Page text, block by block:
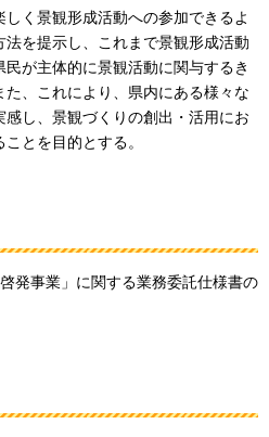
く景観形成活動への参加できるよ
を提示し、これまで景観形成活動
が主体的に景観活動に関与するき
、これにより、県内にある様々な
し、景観づくりの創出・活用にお
とを目的とする。
発事業」に関する業務委託仕様書の